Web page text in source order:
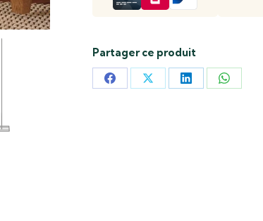
Partager ce produit
PartagerPartagerPartagerPartager